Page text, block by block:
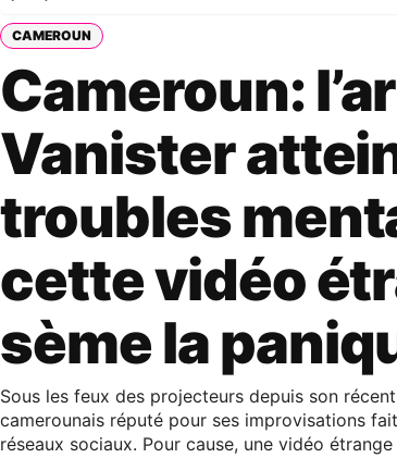
CAMEROUN
Cameroun:
Vanister
troubles
cette vidéo
sème la
Sous les feux des projecteurs depuis son
camerounais réputé pour ses improvisations
réseaux sociaux. Pour cause, une vidéo